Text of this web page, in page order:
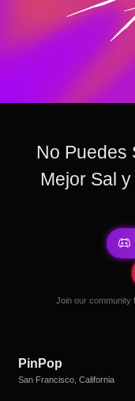
No Puedes
Mejor Sal
Join our community
PinPop
San Francisco, California